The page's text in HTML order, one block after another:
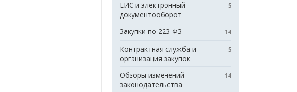
ЕИС и электронный
документооборот
5
Закупки по 223-ФЗ 14
Контрактная служба и
организация закупок
5
Обзоры изменений
законодательства
14